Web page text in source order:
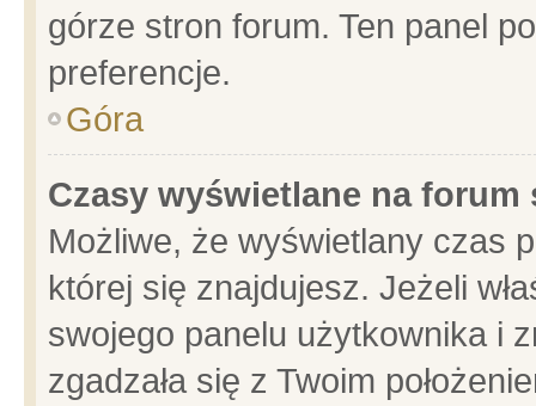
górze stron forum. Ten panel
preferencje.
Góra
Czasy wyświetlane na forum
Możliwe, że wyświetlany czas
której się znajdujesz. Jeżeli
swojego panelu użytkownika i
zgadzała się z Twoim